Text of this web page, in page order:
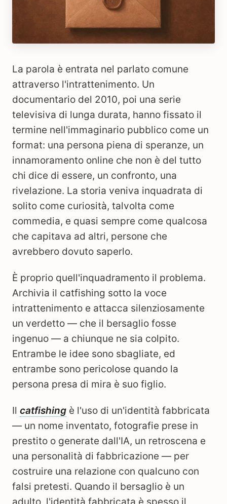
La parola è entrata nel parlato comune
attraverso l'intrattenimento. Un
documentario del 2010, poi una serie
televisiva di lunga durata, hanno fissato il
termine nell'immaginario pubblico come un
format: una persona piena di speranze, un
innamoramento online che non è del tutto
chi dice di essere, un confronto, una
rivelazione. La storia veniva inquadrata di
solito come curiosità, talvolta come
commedia, e quasi sempre come qualcosa
che capitava ad altri, persone che
avrebbero dovuto saperlo.
È proprio quell'inquadramento il problema.
Archivia il catfishing sotto la voce
intrattenimento e attacca silenziosamente
un verdetto — che il bersaglio fosse
ingenuo — a chiunque ne sia colpito.
Entrambe le idee sono sbagliate, ed
entrambe sono pericolose quando la
persona presa di mira è suo figlio.
Il catfishing è l'uso di un'identità fabbricata
— un nome inventato, fotografie prese in
prestito o generate dall'IA, un retroscena e
una personalità di fabbricazione — per
costruire una relazione con qualcuno con
falsi pretesti. Quando il bersaglio è un